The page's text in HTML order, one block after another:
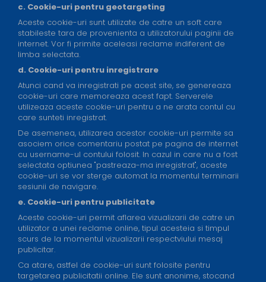
c. Cookie-uri pentru geotargeting
Aceste cookie-uri sunt utilizate de catre un soft care
stabileste tara de provenienta a utilizatorului paginii de
internet. Vor fi primite aceleasi reclame indiferent de
limba selectata.
d. Cookie-uri pentru inregistrare
Atunci cand va inregistrati pe acest site, se genereaza
cookie-uri care memoreaza acest fapt. Serverele
utilizeaza aceste cookie-uri pentru a ne arata contul cu
care sunteti inregistrat.
De asemenea, utilizarea acestor cookie-uri permite sa
asociem orice comentariu postat pe pagina de internet
cu username-ul contului folosit. In cazul in care nu a fost
selectata optiunea "pastreaza-ma inregistrat", aceste
cookie-uri se vor sterge automat la momentul terminarii
sesiunii de navigare.
e. Cookie-uri pentru publicitate
Aceste cookie-uri permit aflarea vizualizarii de catre un
utilizator a unei reclame online, tipul acesteia si timpul
scurs de la momentul vizualizarii respectviului mesaj
publicitar.
Ca atare, astfel de cookie-uri sunt folosite pentru
targetarea publicitatii online. Ele sunt anonime, stocand